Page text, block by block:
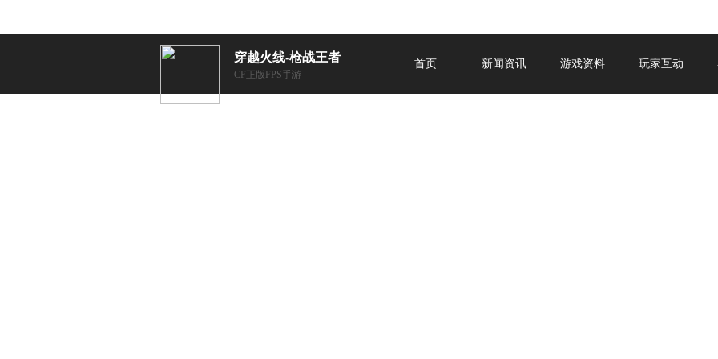
穿越火线-枪战王者
CF正版FPS手游
首页 新闻资讯 游戏资料 玩家互动